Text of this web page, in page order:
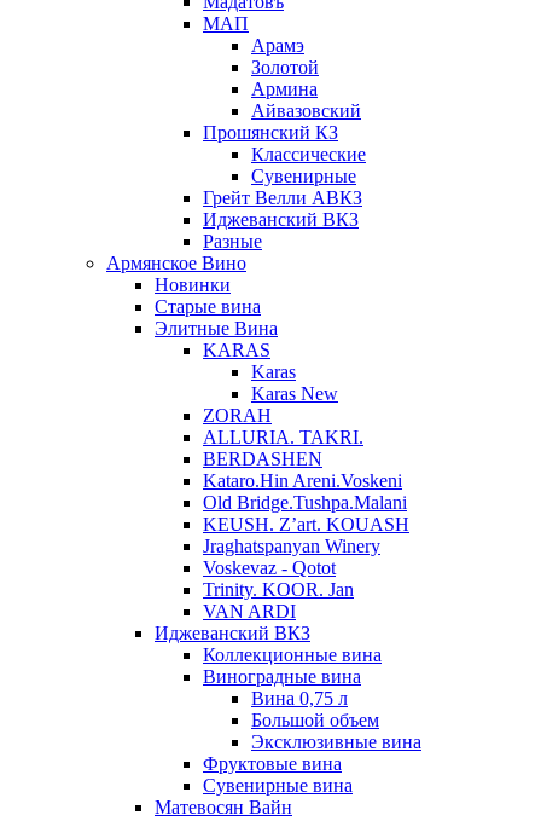
МАП
Арамэ
Золотой
Армина
Айвазовский
Прошянский КЗ
Классические
Сувенирные
Грейт Велли АВКЗ
Иджеванский ВКЗ
Разные
Армянское Вино
Новинки
Старые вина
Элитные Вина
KARAS
Karas
Karas New
ZORAH
ALLURIA. TAKRI.
BERDASHEN
Kataro.Hin Areni.Voskeni
Old Bridge.Tushpa.Malani
KEUSH. Z’art. KOUASH
Jraghatspanyan Winery
Voskevaz - Qotot
Trinity. KOOR. Jan
VAN ARDI
Иджеванский ВКЗ
Коллекционные вина
Виноградные вина
Вина 0,75 л
Большой объем
Эксклюзивные вина
Фруктовые вина
Cувенирные вина
Матевосян Вайн